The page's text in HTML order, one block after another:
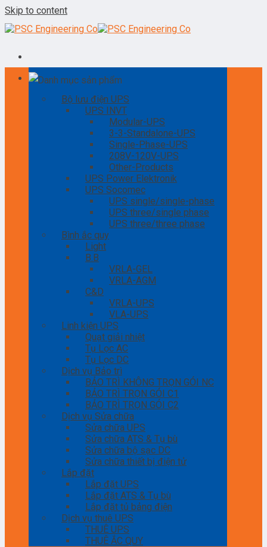
Skip to content
Danh mục sản phẩm
Bộ lưu điện UPS
UPS INVT
Modular-UPS
3-3-Standalone-UPS
Single-Phase-UPS
208V-120V-UPS
Other-Products
UPS Power Elektronik
UPS Socomec
UPS single/single-phase
UPS three/single phase
UPS three/three phase
Bình ắc quy
Light
B.B
VRLA-GEL
VRLA-AGM
C&D
VRLA-UPS
VLA-UPS
Linh kiện UPS
Quạt giải nhiệt
Tụ Lọc AC
Tụ Lọc DC
Dịch vụ Bảo trì
BẢO TRÌ KHÔNG TRỌN GÓI NC
BẢO TRÌ TRỌN GÓI C1
BẢO TRÌ TRỌN GÓI C2
Dịch vụ Sửa chữa
Sửa chữa UPS
Sửa chữa ATS & Tụ bù
Sửa chữa bộ sạc DC
Sửa chữa thiết bị điện tử
Lắp đặt
Lắp đặt UPS
Lắp đặt ATS & Tụ bù
Lắp đặt tủ bảng điện
Dịch vụ thuê UPS
THUÊ UPS
THUÊ ẮC QUY